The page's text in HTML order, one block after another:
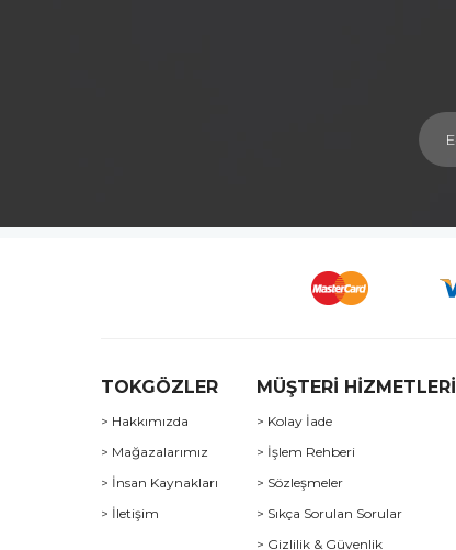
TOKGÖZLER
> Hakkımızda
> Mağazalarımız
> İnsan Kaynakları
> İletişim
MÜŞTERİ HİZMETLERİ
> Kolay İade
> İşlem Rehberi
> Sözleşmeler
> Sıkça Sorulan Sorular
> Gizlilik & Güvenlik